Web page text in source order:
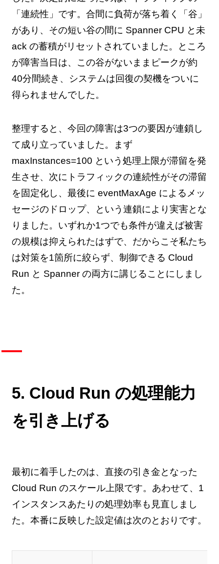
「連続性」です。合間に負荷が落ち着く「谷」
があり、その短い谷の間に Spanner CPU と未
ack の蓄積がリセットされていました。ところ
が障害当日は、この谷がないままピークが約
40分間続き、システムは回復の契機をついに
得られませんでした。
整理すると、今回の障害は3つの要因が連鎖し
て成り立っていました。まず
maxInstances=100 という処理上限が滞留を発
生させ、次にトラフィックの連続性がその滞留
を固定化し、最後に eventMaxAge によるメッ
セージのドロップ、という連鎖により実害とな
りました。いずれか1つでも条件が違えば被害
の規模は抑えられたはずで、だからこそ私たち
は対策を1箇所に絞らず、制御できる Cloud
Run と Spanner の両方に講じることにしまし
た。
5. Cloud Run の処理能力
を引き上げる
最初に着手したのは、直接の引き金となった
Cloud Run のスケール上限です。あわせて、1
インスタンスあたりの処理効率も見直しまし
た。本番に反映した設定値は次のとおりです。